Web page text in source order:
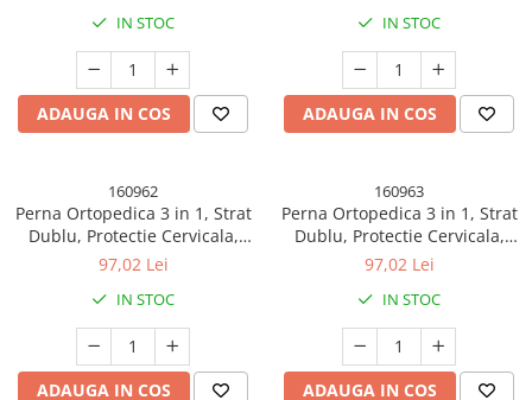
Unicorn, Accesoriu de Voiaj,
Birou, Masina, Sistem
Prindere Capse, Multicolor
IN STOC
ADAUGA IN COS
Iepuras, Accesoriu de Voiaj,
Birou, Masina, Sistem
Prindere Capse, Roz-Alb
IN STOC
ADAUGA IN COS
160962
Perna Ortopedica 3 in 1, Strat
Dublu, Protectie Cervicala,
pentru Adulti, 45 x 70 cm, Alb
97,02 Lei
IN STOC
ADAUGA IN COS
160963
Perna Ortopedica 3 in 1, Strat
Dublu, Protectie Cervicala,
pentru Adulti, 45 x 70 cm, Gri
97,02 Lei
IN STOC
ADAUGA IN COS